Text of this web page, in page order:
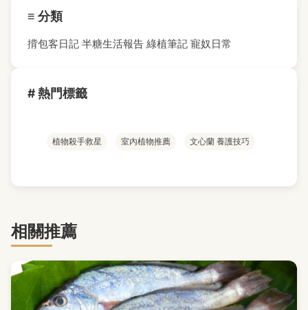
≡ 分類
揹包客日記 半糖生活報告 綠植筆記 寵奴日常
# 熱門標籤
植物殺手救星 室內植物推薦 文心蘭 養護技巧
相關推薦